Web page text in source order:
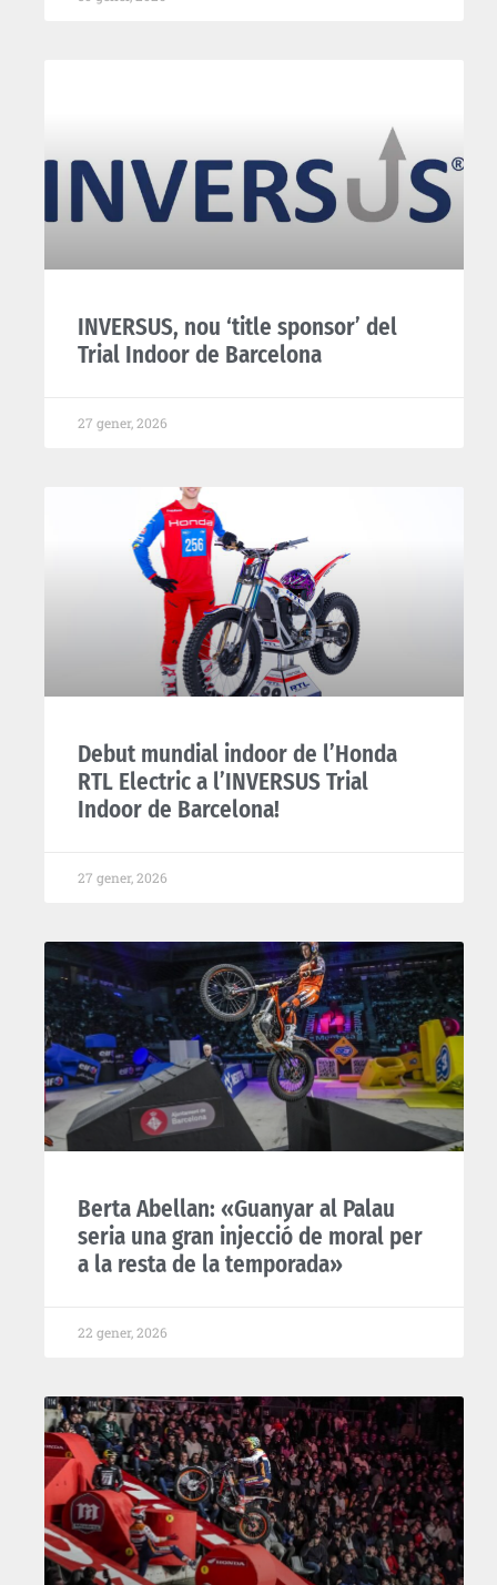
INVERSUS, nou ‘title sponsor’ del
Trial Indoor de Barcelona
27 gener, 2026
Debut mundial indoor de l’Honda
RTL Electric a l’INVERSUS Trial
Indoor de Barcelona!
27 gener, 2026
Berta Abellan: «Guanyar al Palau
seria una gran injecció de moral per
a la resta de la temporada»
22 gener, 2026